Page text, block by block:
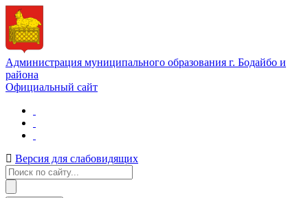
Администрация муниципального образования г. Бодайбо и
района
Официальный сайт
Версия для слабовидящих